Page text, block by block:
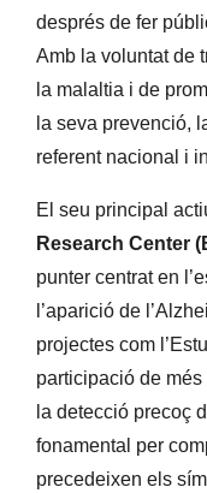
després de fer
Amb la voluntat de
la malaltia i de
la seva prevenció,
referent nacional i
El seu principal
Research Center
punter centrat en
l’aparició de
projectes com
participació de
la detecció precoç
fonamental per
precedeixen els